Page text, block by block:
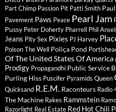
Part Chimp Passion Pit Patti Smith
Pavement Paws Peace Pearl Jam
Pussy Peter Doherty Pharrell Phil
Jeans Pity Sex Pixies PJ Harvey
Poison The Well Poliça Pond
Of The United States Of America
Prodigy Propagandhi Public Service
Purling Hiss Puscifer Pyramids Queen
Quicksand R.E.M. Raconteurs Radio
The Machine Rakes Rammstein
Razorlight Real Estate Red Hot Chili